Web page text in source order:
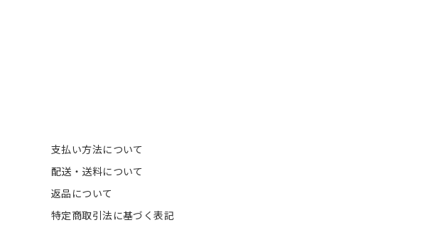
支払い方法について
配送・送料について
返品について
特定商取引法に基づく表記